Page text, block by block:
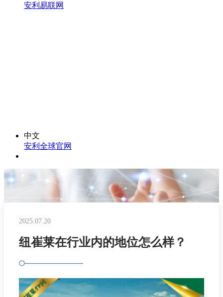
安利易联网
中文
安利全球官网
2025.07.20
纽崔莱在行业内的地位怎么样？